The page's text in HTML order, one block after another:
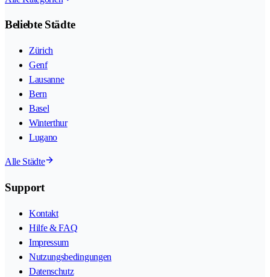
Beliebte Städte
Zürich
Genf
Lausanne
Bern
Basel
Winterthur
Lugano
Alle Städte
Support
Kontakt
Hilfe & FAQ
Impressum
Nutzungsbedingungen
Datenschutz